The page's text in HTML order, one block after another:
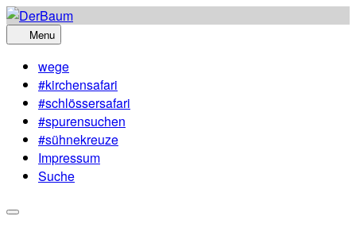
Skip
to
Menu
wege
#kirchensafari
#schlössersafari
#spurensuchen
#sühnekreuze
Impressum
Suche